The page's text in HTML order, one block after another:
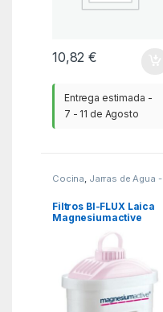
10,82€
Entrega estimada -
7 - 11 de Agosto
Cocina Jarras de Agua -
Hervidores
Filtros BI-FLUX Laica
Magnesiumactive